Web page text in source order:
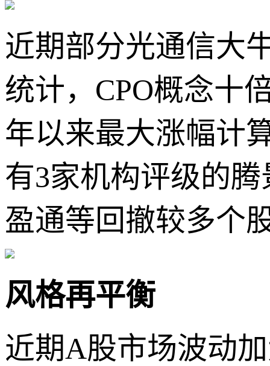
近期部分光通信大
统计，CPO概念十
年以来最大涨幅计
有3家机构评级的
盈通等回撤较多个
风格再平衡
近期A股市场波动